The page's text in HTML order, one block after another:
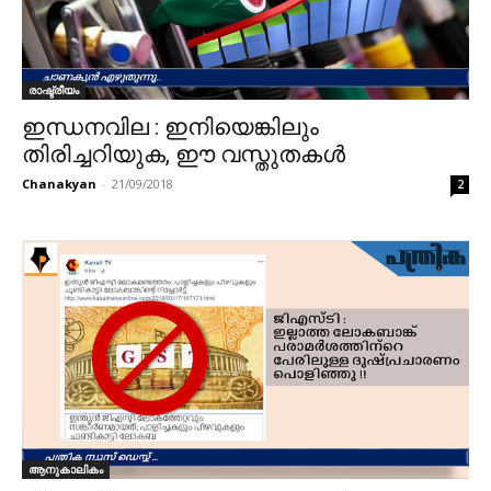
രാഷ്ട്രീയം
ഇന്ധനവില : ഇനിയെങ്കിലും
തിരിച്ചറിയുക, ഈ വസ്തുതകള്‍
Chanakyan - 21/09/2018 2
ആനുകാലികം